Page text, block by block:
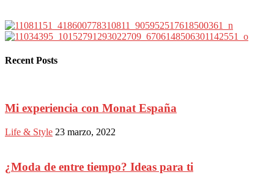
Recent Posts
Mi experiencia con Monat España
Life & Style 23 marzo, 2022
¿Moda de entre tiempo? Ideas para ti